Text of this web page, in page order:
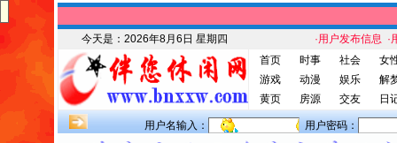
今天是： 2026年8月6日 星期四 ·用户发布信息 ·
首页
时事 社会
女
游戏
动漫 娱乐
解
黄页
房源 交友 日
用户名输入： 用户密码：